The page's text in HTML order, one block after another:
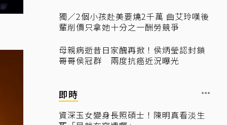
獨／2個小孩赴美要燒2千萬 曲艾玲嘆後
輩削價只拿她十分之一酬勞競爭
母親病逝昔日家醜再掀！侯炳瑩認封鎖
哥哥侯冠群 兩度抗癌近況曝光
即時
資深玉女變身長照碩士！陳明真看淡生